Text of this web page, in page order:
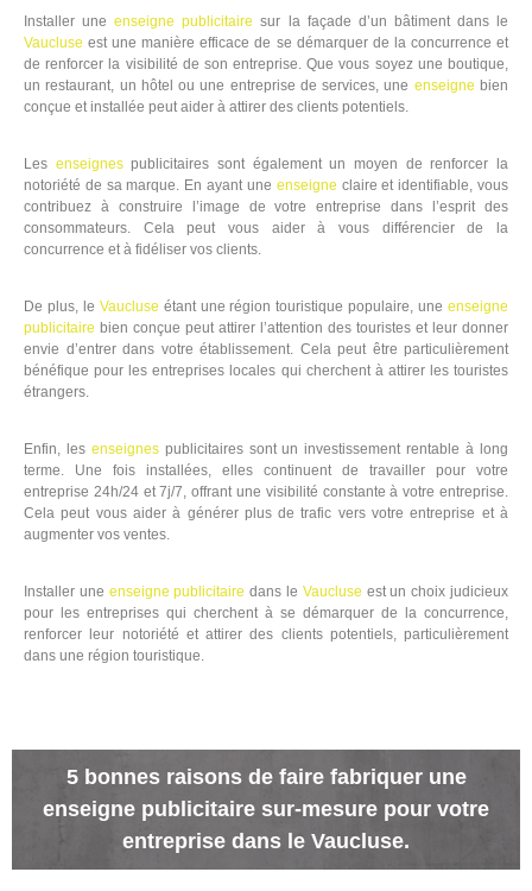
Installer uneenseigne publicitaire sur la façade d’un bâtiment dans le
Vaucluse est une manière efficace de se démarquer de la concurrence et
de renforcer la visibilité de son entreprise. Que vous soyez une boutique,
un restaurant, un hôtel ou une entreprise de services, une enseigne bien
conçue et installée peut aider à attirer des clients potentiels.
Les enseignespublicitaires sont également un moyen de renforcer la
notoriété de sa marque. En ayant une enseigne claire et identifiable, vous
contribuez à construire l’image de votre entreprise dans l’esprit des
consommateurs. Cela peut vous aider à vous différencier de la
concurrence et à fidéliser vos clients.
De plus, le Vaucluse étant une région touristique populaire, uneenseigne
publicitaire bien conçue peut attirer l’attention des touristes et leur donner
envie d’entrer dans votre établissement. Cela peut être particulièrement
bénéfique pour les entreprises locales qui cherchent à attirer les touristes
étrangers.
Enfin, les enseignespublicitaires sont un investissement rentable à long
terme. Une fois installées, elles continuent de travailler pour votre
entreprise 24h/24 et 7j/7, offrant une visibilité constante à votre entreprise.
Cela peut vous aider à générer plus de trafic vers votre entreprise et à
augmenter vos ventes.
Installer une enseigne publicitaire dans le Vaucluse est un choix judicieux
pour les entreprises qui cherchent à se démarquer de la concurrence,
renforcer leur notoriété et attirer des clients potentiels, particulièrement
dans une région touristique.
5 bonnes raisons de faire fabriquer une
enseigne publicitaire sur-mesure pour votre
entreprise dans le Vaucluse.